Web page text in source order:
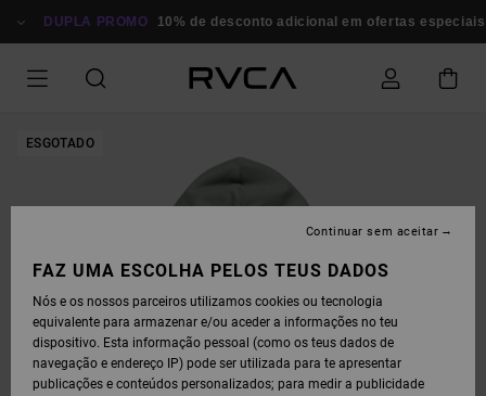
PARA DUPLA PROMO 10% de desconto adicional em ofertas especiais
ESGOTADO
FAZ UMA ESCOLHA PELOS TEUS DADOS
Nós e os nossos parceiros utilizamos cookies ou tecnologia
equivalente para armazenar e/ou aceder a informações no teu
dispositivo. Esta informação pessoal (como os teus dados de
navegação e endereço IP) pode ser utilizada para te apresentar
publicações e conteúdos personalizados; para medir a publicidade
Continuar sem aceitar